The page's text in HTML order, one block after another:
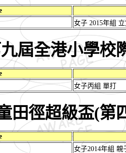
女子 2015年組
九屆全港小學校
女子丙組 單打
田徑超級盃(第
女子2014年組 親